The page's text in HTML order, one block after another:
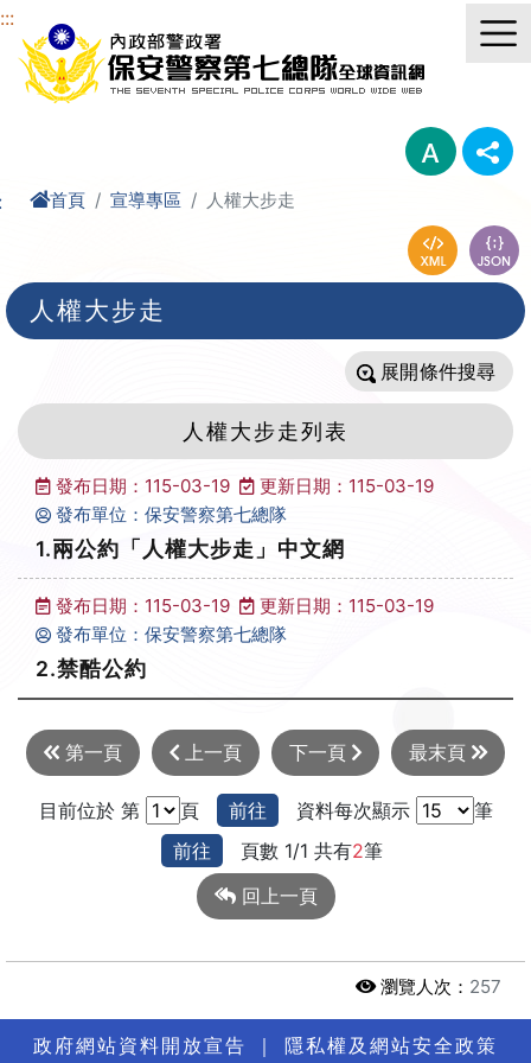
進入內容區塊
:::
首頁 宣導專區 人權大步走
人權大步走
條件搜尋
人權大步走列表
發布日期：115-03-19
更新日期：115-03-19
發布單位：保安警察第七總隊
1.兩公約「人權大步走」中文網
發布日期：115-03-19
更新日期：115-03-19
發布單位：保安警察第七總隊
2.禁酷公約
第一頁 上一頁 下一頁 最末頁
目前位於 第 頁 前往 資料每次顯示
筆
前往
頁數 1/1 共有2筆
回上一頁
瀏覽人次： 257
政府網站資料開放宣告 ｜ 隱私權及網站安全政策